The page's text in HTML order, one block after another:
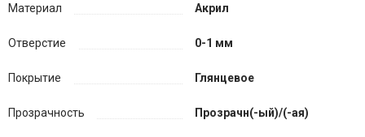
Материал Акрил
Отверстие 0-1 мм
Покрытие Глянцевое
Прозрачность Прозрачн(-ый)/(-ая)